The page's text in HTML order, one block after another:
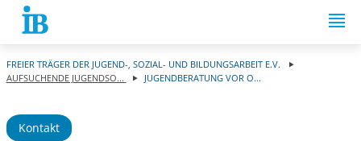
Springe zum Inhalt
FREIER TRÄGER DER JUGEND-, SOZIAL- UND BILDUNGSARBEIT E.V.
AUFSUCHENDE JUGENDSO...
JUGENDBERATUNG VOR O...
Kontakt